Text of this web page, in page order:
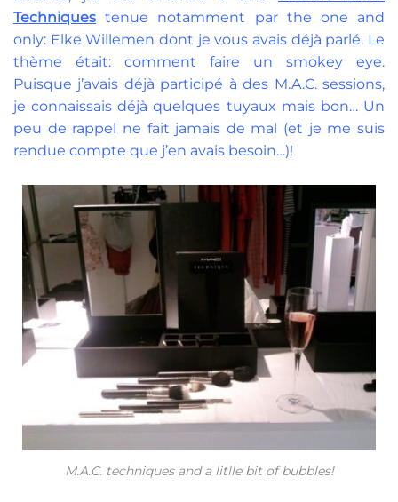
Techniques tenue notamment par the one and
only: Elke Willemen dont je vous avais déjà parlé. Le
thème était: comment faire un smokey eye.
Puisque j’avais déjà participé à des M.A.C. sessions,
je connaissais déjà quelques tuyaux mais bon… Un
peu de rappel ne fait jamais de mal (et je me suis
rendue compte que j’en avais besoin…)!
M.A.C. techniques and a litlle bit of bubbles!